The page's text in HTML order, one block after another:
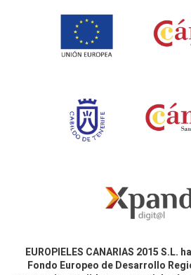
EUROPIELES CANARIAS 2015 S.L.
Fondo Europeo de Desarrollo